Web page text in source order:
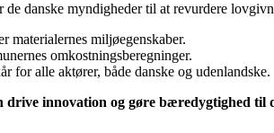
danske myndigheder til at revurdere
materialernes miljøegenskaber.
omkostningsberegninger.
for alle aktører, både danske og udenlandske.
innovation og gøre bæredygtighed